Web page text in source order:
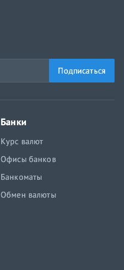
Подписаться
Банки
Курс валют
Офисы банков
Банкоматы
Обмен валюты